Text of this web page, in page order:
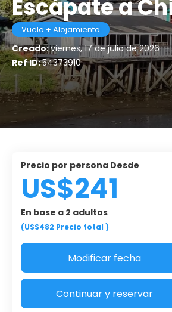
Escápate a
Vuelo + Alojamiento
Creado:viernes, 17 de julio de 2026 -
Ref ID:54373910
Precio por persona Desde
US$241
En base a 2 adultos
(US$482 Precio total )
Modificar fecha
Continuar y reservar